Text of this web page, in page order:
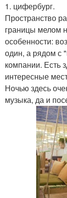
1. цифербург.
Пространство
границы мелом
особенности:
один, а рядом с
компании. Есть
интересные
Ночью здесь
музыка, да и